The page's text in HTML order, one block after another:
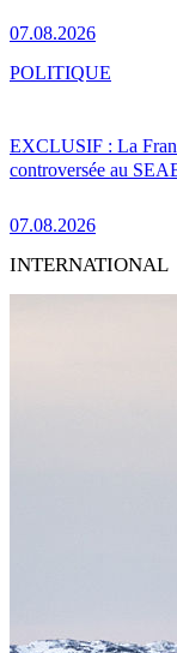
07.08.2026
EXCLUSIF : La
controversée au
07.08.2026
POLITIQUE
INTERNATIONAL